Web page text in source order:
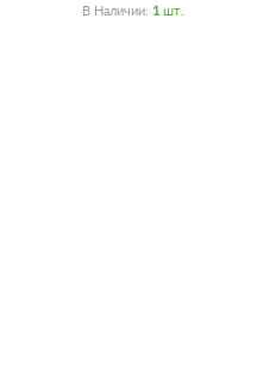
В Наличии: 1 Шт.